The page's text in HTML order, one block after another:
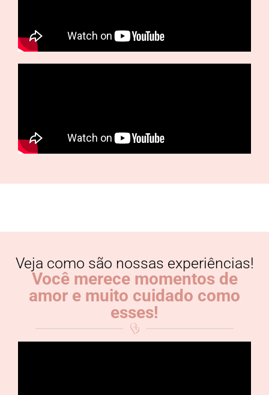
Veja como são nossas experiências!
Você merece momentos de
amor e muito cuidado como
esses!